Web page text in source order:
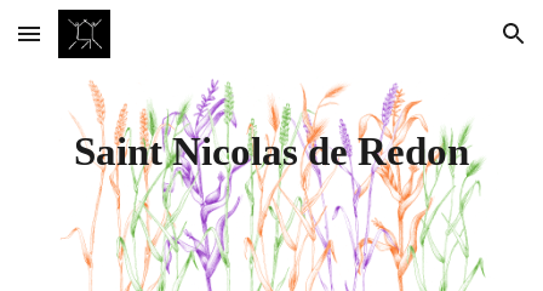
Skip to main content Skip to navigation
SaintNicolas de Redon